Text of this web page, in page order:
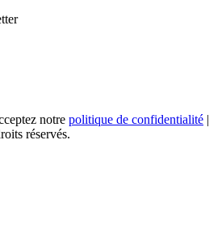
notre politique de confidentialité |
réservés.